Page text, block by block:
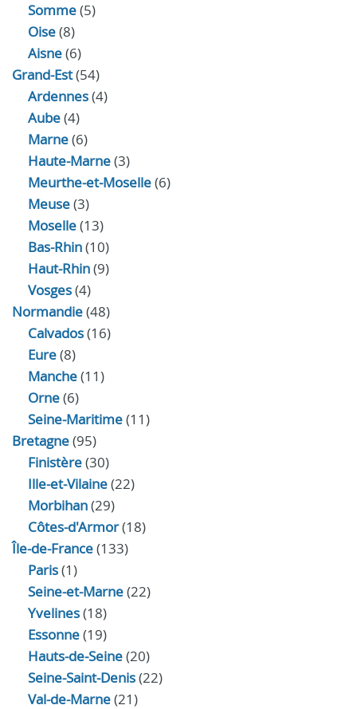
Somme(5)
Oise(8)
Aisne(6)
Grand-Est(54)
Ardennes(4)
Aube(4)
Marne(6)
Haute-Marne(3)
Meurthe-et-Moselle(6)
Meuse(3)
Moselle(13)
Bas-Rhin(10)
Haut-Rhin(9)
Vosges(4)
Normandie(48)
Calvados(16)
Eure(8)
Manche(11)
Orne(6)
Seine-Maritime(11)
Bretagne(95)
Finistère(30)
Ille-et-Vilaine(22)
Morbihan(29)
Côtes-d'Armor(18)
Île-de-France(133)
Paris(1)
Seine-et-Marne(22)
Yvelines(18)
Essonne(19)
Hauts-de-Seine(20)
Seine-Saint-Denis(22)
Val-de-Marne(21)